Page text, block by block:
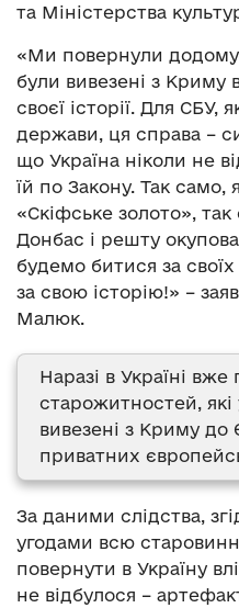
та Міністерства
«Ми повернули додому
були вивезені з Криму
своєї історії. Для СБУ,
держави, ця справа –
що Україна ніколи не
їй по Закону. Так само,
«Скіфське золото»,
Донбас і решту
будемо битися за своїх
за свою історію!» –
Малюк.
Наразі в Україні
старожитностей, які
вивезені з Криму до
приватних
За даними слідства,
угодами всю
повернути в Україну
не відбулося –